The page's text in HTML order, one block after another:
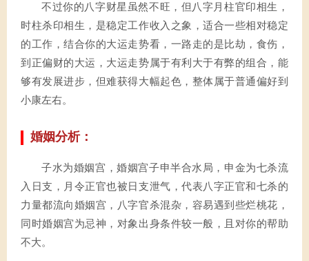
不过你的八字财星虽然不旺，但八字月柱官印相生，
时柱杀印相生，是稳定工作收入之象，适合一些相对稳定
的工作，结合你的大运走势看，一路走的是比劫，食伤，
到正偏财的大运，大运走势属于有利大于有弊的组合，能
够有发展进步，但难获得大幅起色，整体属于普通偏好到
小康左右。
婚姻分析：
子水为婚姻宫，婚姻宫子申半合水局，申金为七杀流
入日支，月令正官也被日支泄气，代表八字正官和七杀的
力量都流向婚姻宫，八字官杀混杂，容易遇到些烂桃花，
同时婚姻宫为忌神，对象出身条件较一般，且对你的帮助
不大。